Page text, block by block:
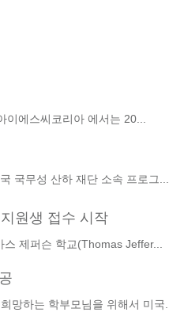
에스씨코리아 에서는 20...
국무성 산하 재단 소속 프로그...
원생 접수 시작
제퍼슨 학교(Thomas Jeffer...
망하는 학부모님을 위해서 미국...